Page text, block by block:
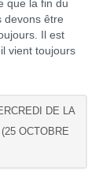
que la fin du
devons être
Il est
vient toujours
DE LA
OCTOBRE